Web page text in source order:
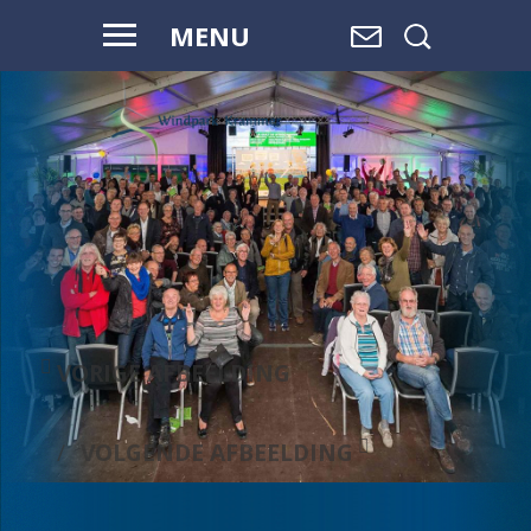
MENU
VOOR HAAR
EN ONZE
TOEKOMST
VORIGE AFBEELDING
VOLGENDE AFBEELDING